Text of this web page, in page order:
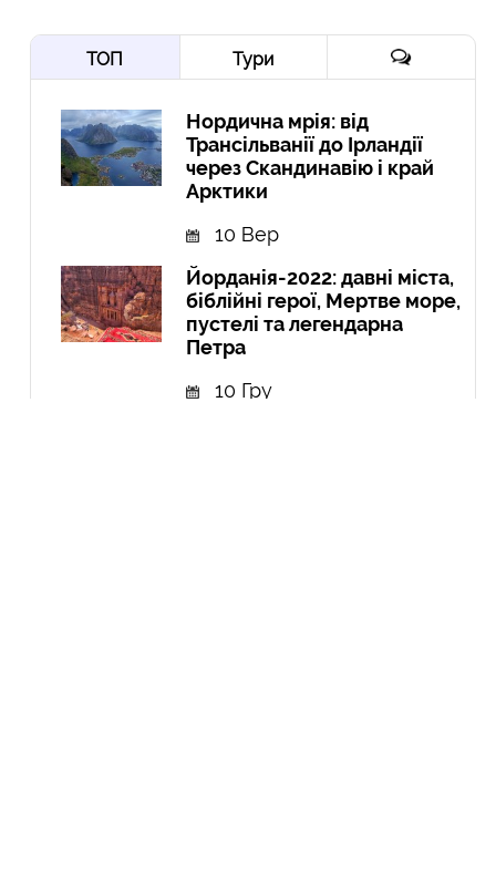
ТОП Тури
Нордична мрія: від
Трансільванії до Ірландії
через Скандинавію і край
Арктики
10 Вер
Йорданія-2022: давні міста,
біблійні герої, Мертве море,
пустелі та легендарна
Петра
10 Гру